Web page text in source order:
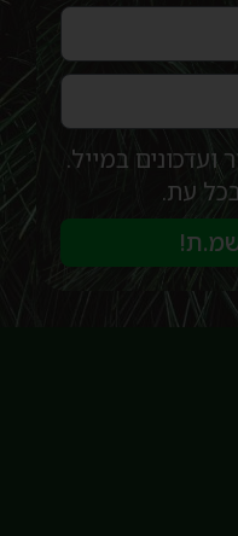
במייל.